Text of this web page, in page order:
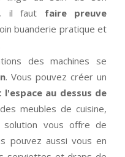
il faut faire preuve
buanderie pratique et
des machines se
. Vous pouvez créer un
l'espace au dessus de
meubles de cuisine,
vous offre de
pouvez aussi vous en